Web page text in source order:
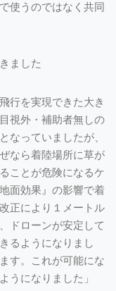
使うのではなく共同
ました
行を実現できた大き
視外・補助者無しの
なっていましたが、
なら着陸場所に草が
ことが危険になるケ
面効果』の影響で着
正により１メートル
ドローンが安定して
るようになりまし
す。これが可能にな
うになりました」